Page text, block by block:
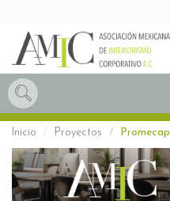
Inicio Proyectos Promecap